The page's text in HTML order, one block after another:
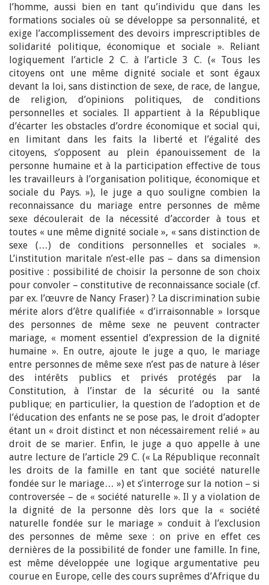
l’homme, aussi bien en tant qu’individu que dans les
formations sociales où se développe sa personnalité, et
exige l’accomplissement des devoirs imprescriptibles de
solidarité politique, économique et sociale ». Reliant
logiquement l’article 2 C. à l’article 3 C. (« Tous les
citoyens ont une même dignité sociale et sont égaux
devant la loi, sans distinction de sexe, de race, de langue,
de religion, d’opinions politiques, de conditions
personnelles et sociales. Il appartient à la République
d’écarter les obstacles d’ordre économique et social qui,
en limitant dans les faits la liberté et l’égalité des
citoyens, s’opposent au plein épanouissement de la
personne humaine et à la participation effective de tous
les travailleurs à l’organisation politique, économique et
sociale du Pays. »), le juge a quo souligne combien la
reconnaissance du mariage entre personnes de même
sexe découlerait de la nécessité d’accorder à tous et
toutes « une même dignité sociale », « sans distinction de
sexe (…) de conditions personnelles et sociales ».
L’institution maritale n’est-elle pas – dans sa dimension
positive : possibilité de choisir la personne de son choix
pour convoler – constitutive de reconnaissance sociale (cf.
par ex. l’œuvre de Nancy Fraser) ? La discrimination subie
mérite alors d’être qualifiée « d’irraisonnable » lorsque
des personnes de même sexe ne peuvent contracter
mariage, « moment essentiel d’expression de la dignité
humaine ». En outre, ajoute le juge a quo, le mariage
entre personnes de même sexe n’est pas de nature à léser
des intérêts publics et privés protégés par la
Constitution, à l’instar de la sécurité ou la santé
publique; en particulier, la question de l’adoption et de
l’éducation des enfants ne se pose pas, le droit d’adopter
étant un « droit distinct et non nécessairement relié » au
droit de se marier. Enfin, le juge a quo appelle à une
autre lecture de l’article 29 C. (« La République reconnaît
les droits de la famille en tant que société naturelle
fondée sur le mariage… ») et s’interroge sur la notion – si
controversée – de « société naturelle ». Il y a violation de
la dignité de la personne dès lors que la « société
naturelle fondée sur le mariage » conduit à l’exclusion
des personnes de même sexe : on prive en effet ces
dernières de la possibilité de fonder une famille. In fine,
est même développée une logique argumentative peu
courue en Europe, celle des cours suprêmes d’Afrique du